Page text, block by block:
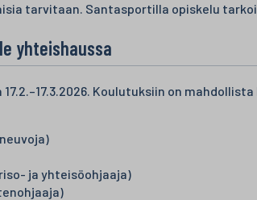
tarvitaan. Santasportilla opiskelu
yhteishaussa
Koulutuksiin on
ja yhteisöohjaaja)